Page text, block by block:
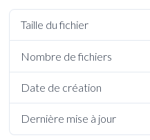
Taille du fichier
Nombre de fichiers
Date de création
Dernière mise à jour